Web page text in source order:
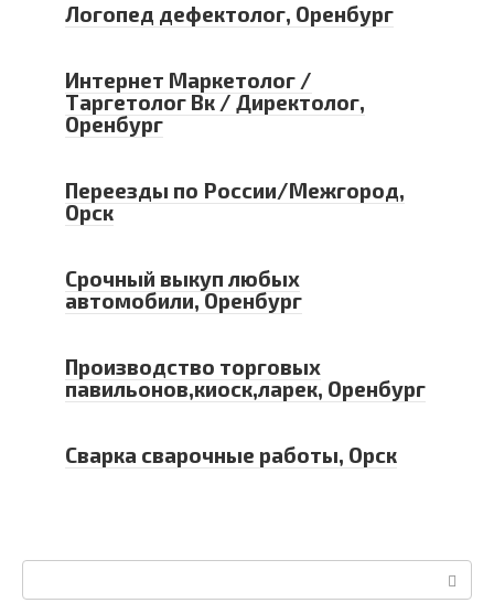
Логопед дефектолог, Оренбург
Интернет Маркетолог /
Таргетолог Вк / Директолог,
Оренбург
Переезды по России/Межгород,
Орск
Срочный выкуп любых
автомобили, Оренбург
Производство торговых
павильонов,киоск,ларек, Оренбург
Сварка сварочные работы, Орск